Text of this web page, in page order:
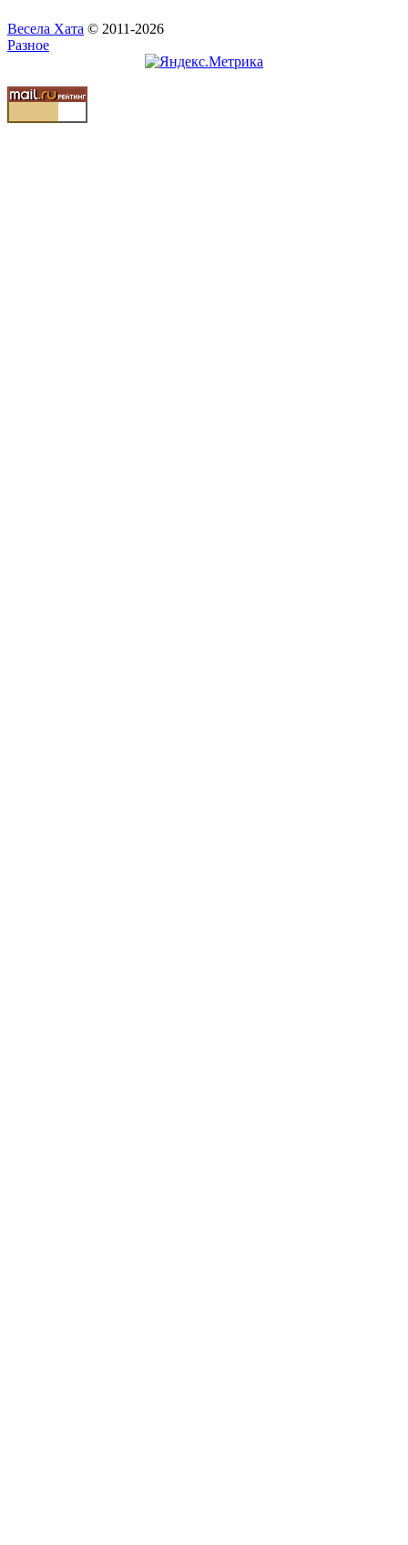
Весела Хата © 2011-2026
Разное